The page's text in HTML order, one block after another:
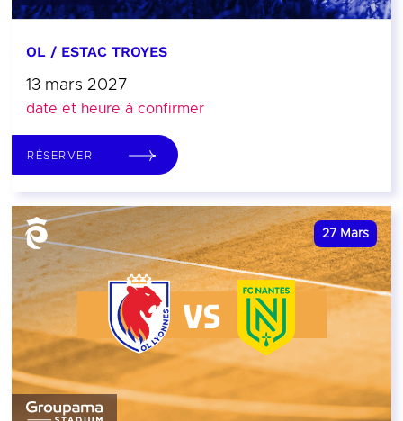
OL / ESTAC TROYES
13 mars 2027
date et heure à confirmer
RÉSERVER
27 Mars